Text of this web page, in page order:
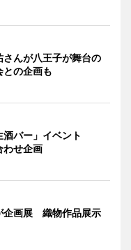
んが八王子が舞台の
の企画も
酒バー」イベント
わせ企画
企画展 織物作品展示